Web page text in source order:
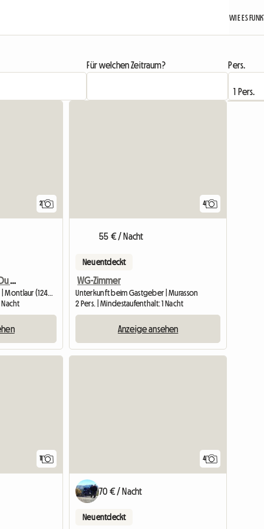
WIE ES
Für welchen Zeitraum? Pers.
2
Gîte À Louer À La Ferme Du Mas Azais
Unterkunft beim Gastgeber | Montlaur (12400) | 50 M2
Nacht
4
55 € / Nacht
Neu entdeckt
WG-Zimmer
Unterkunft beim Gastgeber | Murasson
2 Pers. | Mindestaufenthalt: 1 Nacht
Anzeige ansehen
4
70 € / Nacht
Neu entdeckt